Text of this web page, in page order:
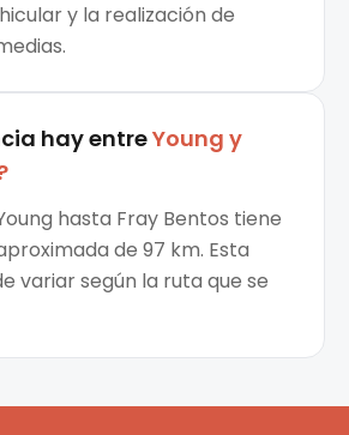
y la realización de
hay entreYoung y
hasta Fray Bentos tiene
de 97 km. Esta
variar según la ruta que se